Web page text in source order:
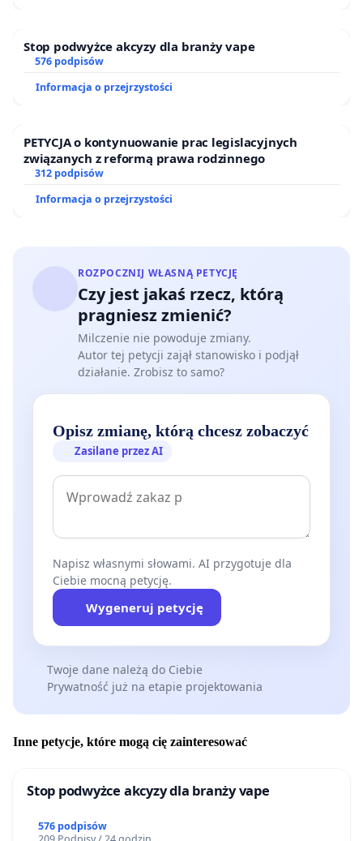
Stop podwyżce akcyzy dla branży vape
576 podpisów
Informacja o przejrzystości
PETYCJA o kontynuowanie prac legislacyjnych
związanych z reformą prawa rodzinnego
312 podpisów
Informacja o przejrzystości
ROZPOCZNIJ WŁASNĄ PETYCJĘ
Czy jest jakaś rzecz, którą
pragniesz zmienić?
Milczenie nie powoduje zmiany.
Autor tej petycji zajął stanowisko i podjął
działanie. Zrobisz to samo?
Opisz zmianę, którą chcesz zobaczyć
Zasilane przez AI
Napisz własnymi słowami. AI przygotuje dla
Ciebie mocną petycję.
Wygeneruj petycję
Twoje dane należą do Ciebie
Prywatność już na etapie projektowania
Inne petycje, które mogą cię zainteresować
Stop podwyżce akcyzy dla branży vape
576 podpisów